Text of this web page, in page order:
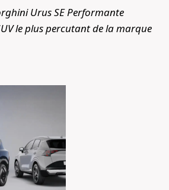
Urus SE Performante
le plus percutant de la marque